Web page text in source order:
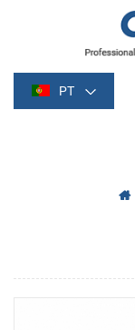
PT